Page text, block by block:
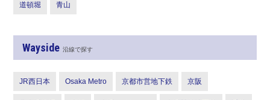
道頓堀 青山
Wayside 沿線で探す
JR西日本 Osaka Metro 京都市営地下鉄 京阪